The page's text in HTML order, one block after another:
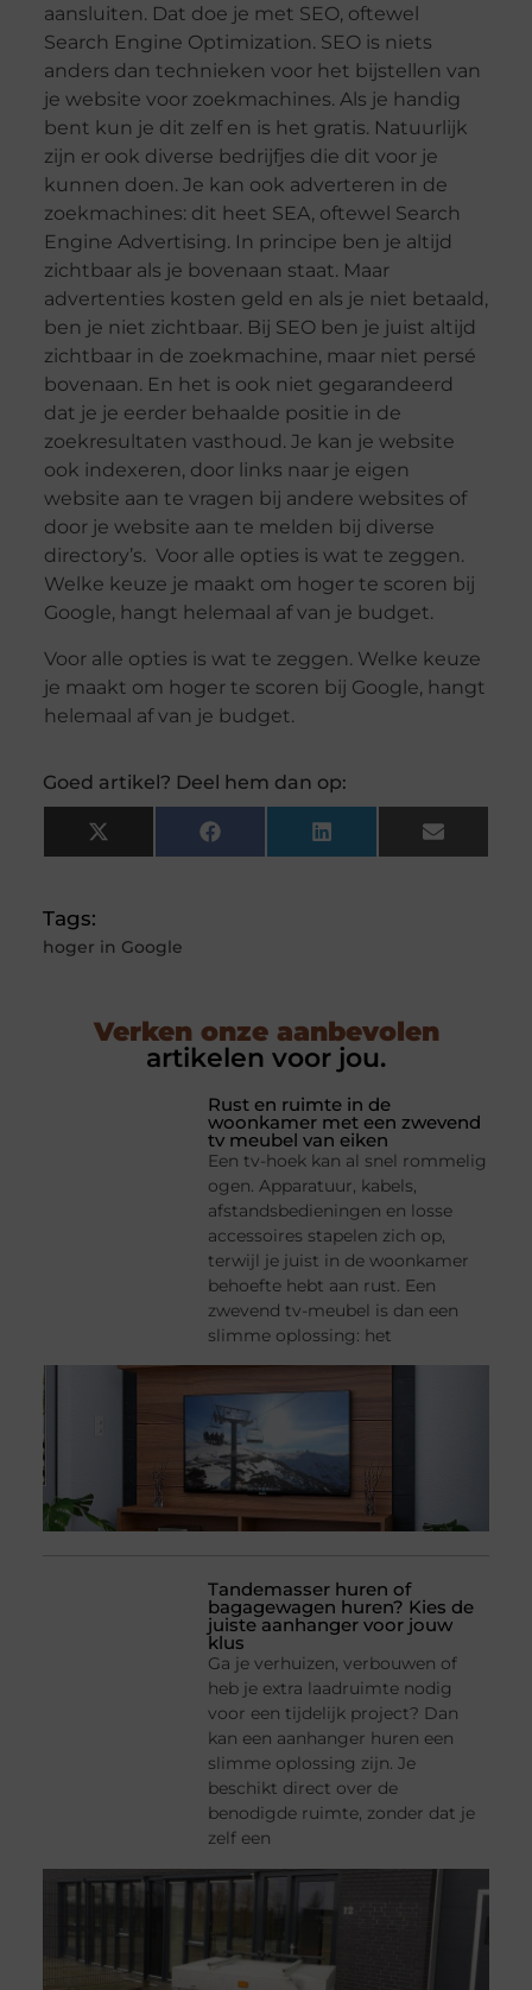
aansluiten. Dat doe je met SEO, oftewel
Search Engine Optimization. SEO is niets
anders dan technieken voor het bijstellen van
je website voor zoekmachines. Als je handig
bent kun je dit zelf en is het gratis. Natuurlijk
zijn er ook diverse bedrijfjes die dit voor je
kunnen doen. Je kan ook adverteren in de
zoekmachines: dit heet SEA, oftewel Search
Engine Advertising. In principe ben je altijd
zichtbaar als je bovenaan staat. Maar
advertenties kosten geld en als je niet betaald,
ben je niet zichtbaar. Bij SEO ben je juist altijd
zichtbaar in de zoekmachine, maar niet persé
bovenaan. En het is ook niet gegarandeerd
dat je je eerder behaalde positie in de
zoekresultaten vasthoud. Je kan je website
ook indexeren, door links naar je eigen
website aan te vragen bij andere websites of
door je website aan te melden bij diverse
directory’s. Voor alle opties is wat te zeggen.
Welke keuze je maakt om hoger te scoren bij
Google, hangt helemaal af van je budget.
Voor alle opties is wat te zeggen. Welke keuze
je maakt om hoger te scoren bij Google, hangt
helemaal af van je budget.
Goed artikel? Deel hem dan op:
X
(Twitter)
Facebook LinkedIn Email
Tags:
hoger in Google
Verken onze aanbevolen
artikelen voor jou.
Rust en ruimte in de
woonkamer met een zwevend
tv meubel van eiken
Een tv-hoek kan al snel rommelig
ogen. Apparatuur, kabels,
afstandsbedieningen en losse
accessoires stapelen zich op,
terwijl je juist in de woonkamer
behoefte hebt aan rust. Een
zwevend tv-meubel is dan een
slimme oplossing: het
Tandemasser huren of
bagagewagen huren? Kies de
juiste aanhanger voor jouw
klus
Ga je verhuizen, verbouwen of
heb je extra laadruimte nodig
voor een tijdelijk project? Dan
kan een aanhanger huren een
slimme oplossing zijn. Je
beschikt direct over de
benodigde ruimte, zonder dat je
zelf een